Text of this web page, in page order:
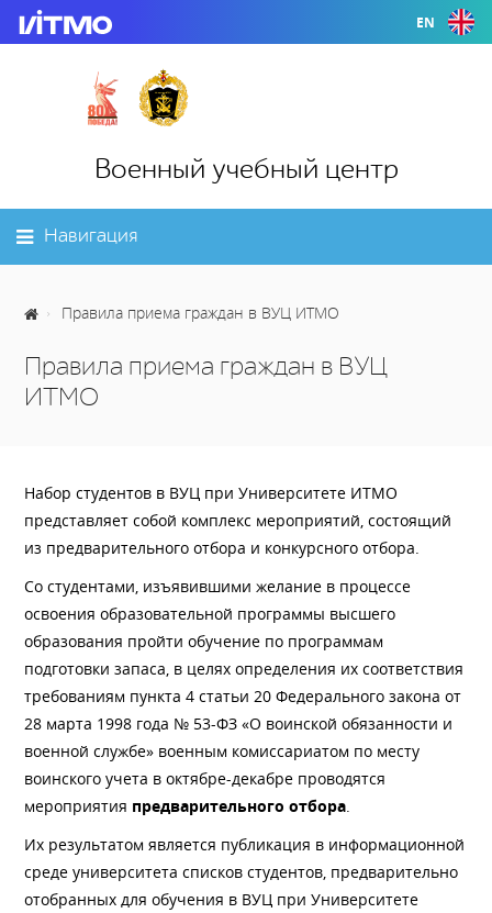
EN
Военный учебный центр
Навигация
Правила приема граждан в ВУЦ ИТМО
Правила приема граждан в ВУЦ
ИТМО
Набор студентов в ВУЦ при Университете ИТМО
представляет собой комплекс мероприятий, состоящий
из предварительного отбора и конкурсного отбора.
Со студентами, изъявившими желание в процессе
освоения образовательной программы высшего
образования пройти обучение по программам
подготовки запаса, в целях определения их соответствия
требованиям пункта 4 статьи 20 Федерального закона от
28 марта 1998 года № 53-ФЗ «О воинской обязанности и
военной службе» военным комиссариатом по месту
воинского учета в октябре-декабре проводятся
мероприятия предварительного отбора.
Их результатом является публикация в информационной
среде университета списков студентов, предварительно
отобранных для обучения в ВУЦ при Университете